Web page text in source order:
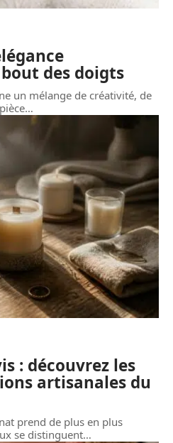
des doigts
un mélange de créativité, de
…
: découvrez les
artisanales du
prend de plus en plus
se distinguent…